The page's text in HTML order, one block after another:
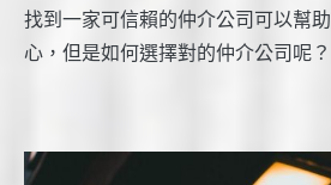
找到一家可信賴的仲介公司可以幫
心，但是如何選擇對的仲介公司呢？